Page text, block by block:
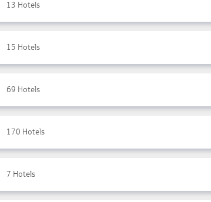
13 Hotels
15 Hotels
69 Hotels
170 Hotels
7 Hotels